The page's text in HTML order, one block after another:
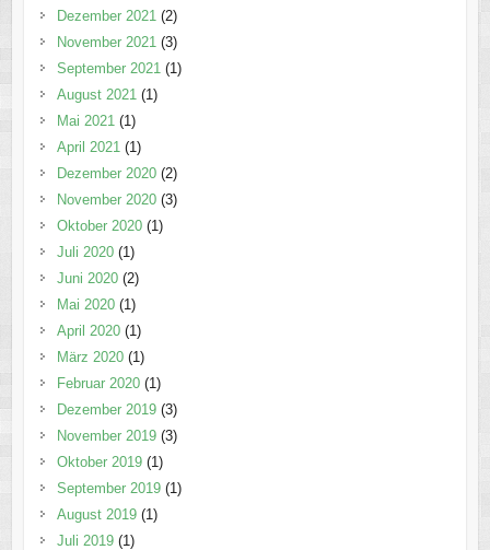
Dezember 2021(2)
November 2021(3)
September 2021(1)
August 2021(1)
Mai 2021(1)
April 2021(1)
Dezember 2020(2)
November 2020(3)
Oktober 2020(1)
Juli 2020(1)
Juni 2020(2)
Mai 2020(1)
April 2020(1)
März 2020(1)
Februar 2020(1)
Dezember 2019(3)
November 2019(3)
Oktober 2019(1)
September 2019(1)
August 2019(1)
Juli 2019(1)